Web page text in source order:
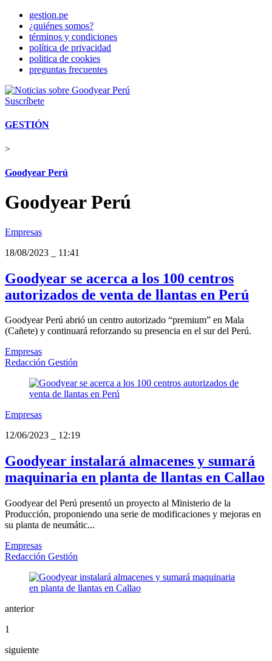
gestion.pe
¿quiénes somos?
términos y condiciones
política de privacidad
politica de cookies
preguntas frecuentes
Suscríbete
GESTIÓN
>
Goodyear Perú
Goodyear Perú
Empresas
18/08/2023
11:41
Goodyear se acerca a los 100 centros
autorizados de venta de llantas en Perú
Goodyear Perú abrió un centro autorizado “premium” en Mala
(Cañete) y continuará reforzando su presencia en el sur del Perú.
Empresas
Redacción Gestión
Empresas
12/06/2023
12:19
Goodyear instalará almacenes y sumará
maquinaria en planta de llantas en Callao
Goodyear del Perú presentó un proyecto al Ministerio de la
Producción, proponiendo una serie de modificaciones y mejoras en
su planta de neumátic...
Empresas
Redacción Gestión
anterior
1
siguiente